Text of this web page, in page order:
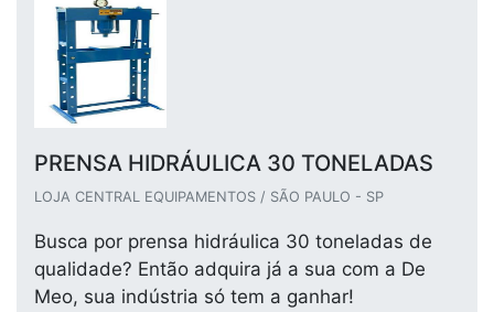
PRENSA HIDRÁULICA 30 TONELADAS
LOJA CENTRAL EQUIPAMENTOS / SÃO PAULO - SP
Busca por prensa hidráulica 30 toneladas de
qualidade? Então adquira já a sua com a De
Meo, sua indústria só tem a ganhar!